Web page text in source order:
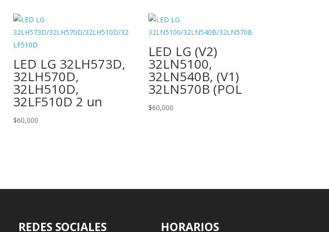
LED LG 32LH573D,
32LH570D,
32LH510D,
32LF510D 2 un
$60,000
LED LG (V2)
32LN5100,
32LN540B, (V1)
32LN570B (POL
$60,000
REDES SOCIALES HORARIOS